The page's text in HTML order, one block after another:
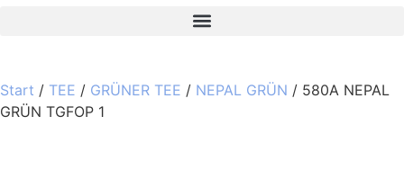
Start / TEE / GRÜNER TEE / NEPAL GRÜN / 580A NEPAL
GRÜN TGFOP 1